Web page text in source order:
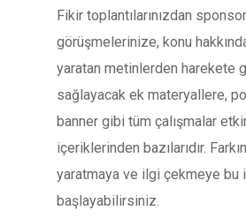
Fikir toplantılarınızdan
görüşmelerinize, konu
yaratan metinlerden harekete
sağlayacak ek materyallere,
banner gibi tüm çalışmalar
içeriklerinden bazılarıdır.
yaratmaya ve ilgi çekmeye bu
başlayabilirsiniz.